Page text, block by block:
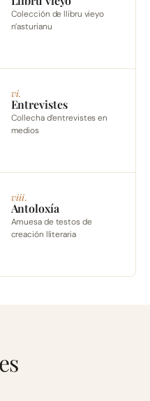
Colección de llibru vieyo
n’asturianu
vi.
Entrevistes
Collecha d’entrevistes en
medios
viii.
Antoloxía
Amuesa de testos de
creación lliteraria